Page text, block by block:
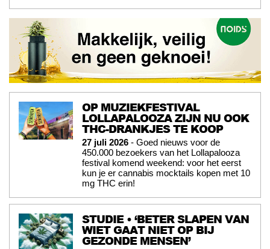
OP MUZIEKFESTIVAL
LOLLAPALOOZA ZIJN NU OOK
THC-DRANKJES TE KOOP
27 juli 2026 - Goed nieuws voor de
450.000 bezoekers van het Lollapalooza
festival komend weekend: voor het eerst
kun je er cannabis mocktails kopen met 10
mg THC erin!
STUDIE • ‘BETER SLAPEN VAN
WIET GAAT NIET OP BIJ
GEZONDE MENSEN’